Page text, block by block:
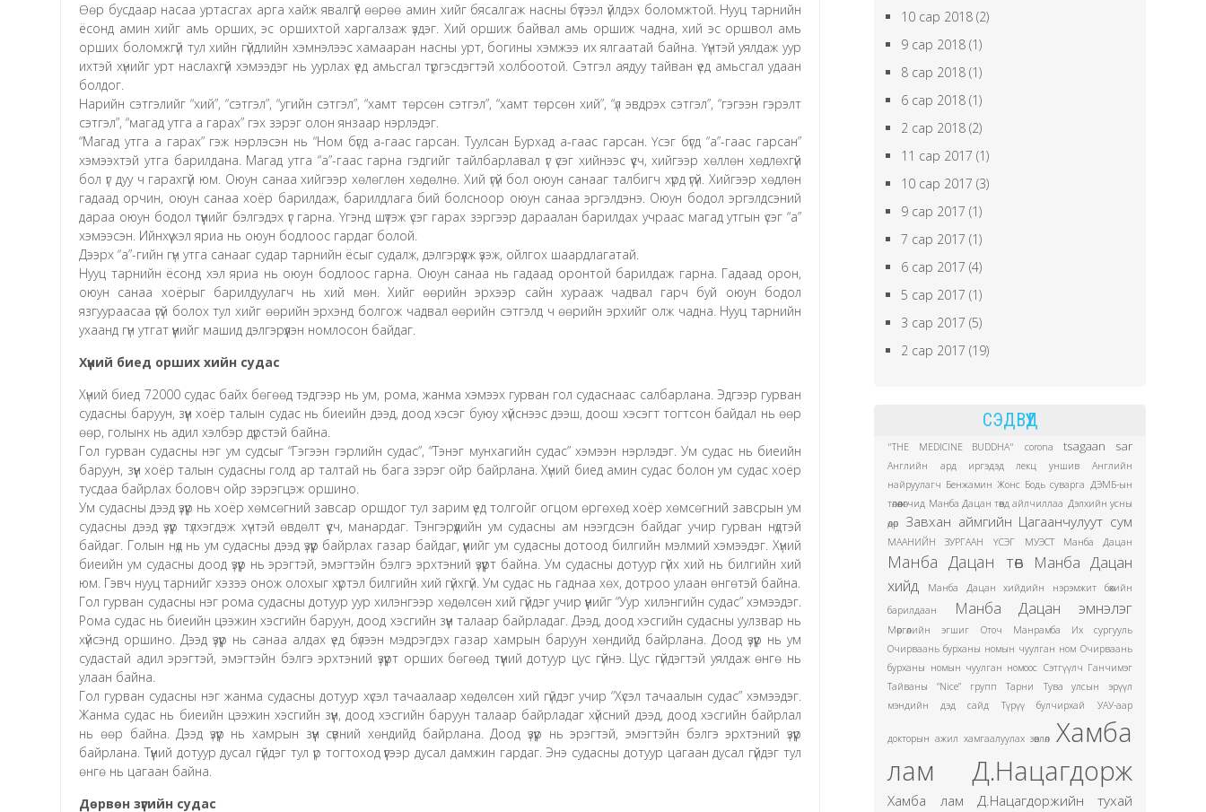
Өөр бусдаар насаа уртасгах арга хайж явалгүй өөрөө амин хийг бясалгаж насны бүтээл үйлдэх боломжтой. Нууц тарнийн
ёсонд амин хийг амь орших, эс оршихтой харгалзаж үздэг. Хий оршиж байвал амь оршиж чадна, хий эс оршвол амь
орших боломжгүй тул хийн гүйдлийн хэмнэлээс хамааран насны урт, богины хэмжээ их ялгаатай байна. Үүнтэй уялдаж уур
ихтэй хүнийг урт наслахгүй хэмээдэг нь уурлах үед амьсгал түргэсдэгтэй холбоотой. Сэтгэл аядуу тайван үед амьсгал удаан
болдог.
Нарийн сэтгэлийг “хий”, “сэтгэл”, “угийн сэтгэл”, “хамт төрсөн сэтгэл”, “хамт төрсөн хий”, “үл эвдрэх сэтгэл”, “гэгээн гэрэлт
сэтгэл”, “магад утга а гарах” гэх зэрэг олон янзаар нэрлэдэг.
“Магад утга а гарах” гэж нэрлэсэн нь “Ном бүгд а-гаас гарсан. Туулсан Бурхад а-гаас гарсан. Үсэг бүгд “а”-гаас гарсан”
хэмээхтэй утга барилдана. Магад утга “а”-гаас гарна гэдгийг тайлбарлавал үг үсэг хийнээс үүсч, хийгээр хөллөн хөдлөхгүй
бол үг дуу ч гарахгүй юм. Оюун санаа хийгээр хөлөглөн хөдөлнө. Хий үгүй бол оюун санааг талбигч хүрд үгүй. Хийгээр хөдлөн
гадаад орчин, оюун санаа хоёр барилдаж, барилдлага бий болсноор оюун санаа эргэлдэнэ. Оюун бодол эргэлдсэний
дараа оюун бодол түүнийг бэлгэдэх үг гарна. Үгэнд шүтэж үсэг гарах зэргээр дараалан барилдах учраас магад утгын үсэг “а”
хэмээсэн. Ийнхүү хэл яриа нь оюун бодлоос гардаг болой.
Дээрх “а”-гийн гүн утга санааг судар тарнийн ёсыг судалж, дэлгэрүүлж үзэж, ойлгох шаардлагатай.
Нууц тарнийн ёсонд хэл яриа нь оюун бодлоос гарна. Оюун санаа нь гадаад оронтой барилдаж гарна. Гадаад орон,
оюун санаа хоёрыг барилдуулагч нь хий мөн. Хийг өөрийн эрхээр сайн хурааж чадвал гарч буй оюун бодол
язгуураасаа үгүй болох тул хийг өөрийн эрхэнд болгож чадвал өөрийн сэтгэлд ч өөрийн эрхийг олж чадна. Нууц тарнийн
ухаанд гүн утгат үүнийг машид дэлгэрүүлэн номлосон байдаг.
Хүний биед орших хийн судас
Хүний биед 72000 судас байх бөгөөд тэдгээр нь ум, рома, жанма хэмээх гурван гол судаснаас салбарлана. Эдгээр гурван
судасны баруун, зүүн хоёр талын судас нь биеийн дээд, доод хэсэг буюу хүйснээс дээш, доош хэсэгт тогтсон байдал нь өөр
өөр, голынх нь адил хэлбэр дүрстэй байна.
Гол гурван судасны нэг ум судсыг “Гэгээн гэрлийн судас”, “Тэнэг мунхагийн судас” хэмээн нэрлэдэг. Ум судас нь биеийн
баруун, зүүн хоёр талын судасны голд ар талтай нь бага зэрэг ойр байрлана. Хүний биед амин судас болон ум судас хоёр
тусдаа байрлах боловч ойр зэрэгцэж оршино.
Ум судасны дээд үзүүр нь хоёр хөмсөгний завсар оршдог тул зарим үед толгойг огцом өргөхөд хоёр хөмсөгний завсрын ум
судасны дээд үзүүр түлхэгдэж хүчтэй өвдөлт үүсч, манардаг. Тэнгэрүүдийн ум судасны ам нээгдсэн байдаг учир гурван нүдтэй
байдаг. Голын нүд нь ум судасны дээд үзүүр байрлах газар байдаг, үүнийг ум судасны дотоод билгийн мэлмий хэмээдэг. Хүний
биеийн ум судасны доод үзүүр нь эрэгтэй, эмэгтэйн бэлгэ эрхтэний үзүүрт байна. Ум судасны дотуур гүйх хий нь билгийн хий
юм. Гэвч нууц тарнийг хэзээ онож олохыг хүртэл билгийн хий гүйхгүй. Ум судас нь гаднаа хөх, дотроо улаан өнгөтэй байна.
Гол гурван судасны нэг рома судасны дотуур уур хилэнгээр хөдөлсөн хий гүйдэг учир үүнийг “Уур хилэнгийн судас” хэмээдэг.
Рома судас нь биеийн цээжин хэсгийн баруун, доод хэсгийн зүүн талаар байрладаг. Дээд, доод хэсгийн судасны уулзвар нь
хүйсэнд оршино. Дээд үзүүр нь санаа алдах үед бүлээн мэдрэгдэх газар хамрын баруун хөндийд байрлана. Доод үзүүр нь ум
судастай адил эрэгтэй, эмэгтэйн бэлгэ эрхтэний үзүүрт орших бөгөөд түүний дотуур цус гүйнэ. Цус гүйдэгтэй уялдаж өнгө нь
улаан байна.
Гол гурван судасны нэг жанма судасны дотуур хүсэл тачаалаар хөдөлсөн хий гүйдэг учир “Хүсэл тачаалын судас” хэмээдэг.
Жанма судас нь биеийн цээжин хэсгийн зүүн, доод хэсгийн баруун талаар байрладаг хүйсний дээд, доод хэсгийн байрлал
нь өөр байна. Дээд үзүүр нь хамрын зүүн сүвний хөндийд байрлана. Доод үзүүр нь эрэгтэй, эмэгтэйн бэлгэ эрхтэний үзүүр
байрлана. Түүний дотуур дусал гүйдэг тул үр тогтоход үүгээр дусал дамжин гардаг. Энэ судасны дотуур цагаан дусал гүйдэг тул
өнгө нь цагаан байна.
Дөрвөн зүгийн судас
10 сар 2018 (2)
9 сар 2018 (1)
8 сар 2018 (1)
6 сар 2018 (1)
2 сар 2018 (2)
11 сар 2017 (1)
10 сар 2017 (3)
9 сар 2017 (1)
7 сар 2017 (1)
6 сар 2017 (4)
5 сар 2017 (1)
3 сар 2017 (5)
2 сар 2017 (19)
СЭДВҮҮД
"THE MEDICINE BUDDHA" corona tsagaan sar
Английн ард иргэдэд лекц уншив
Английн
найруулагч Бенжамин Жонс Бодь суварга ДЭМБ-ын
төлөөлөгчид Манба Дацан төвд айлчиллаа Дэлхийн усны
өдөр
Завхан аймгийн Цагаанчулуут сум
МААНИЙН ЗУРГААН ҮСЭГ МУЭСТ Манба Дацан
Манба Дацан төв
Манба Дацан
хийд
Манба Дацан хийдийн нэрэмжит бөхийн
барилдаан
Манба Дацан эмнэлэг
Мөргөлийн эгшиг
Оточ Манрамба Их сургууль
Очирваань бурханы номын чуулган ном Очирваань
бурханы номын чуулган номоос Сэтгүүлч Ганчимэг
Тайваны “Nice” групп
Тарни
Тува улсын эрүүл
мэндийн дэд сайд
Түрүү булчирхай УАУ-аар
докторын ажил хамгаалуулах зөвлөл Хамба
лам Д.Нацагдорж
Хамба лам Д.Нацагдоржийн тухай